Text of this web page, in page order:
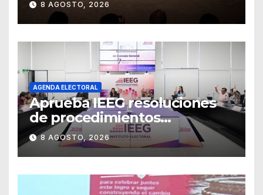
representación del
“Retablillo jovial”
8 AGOSTO, 2026
AGENDA ELECTORAL
Aprueba IEEG resoluciones
de procedimientos
sancionadores
8 AGOSTO, 2026